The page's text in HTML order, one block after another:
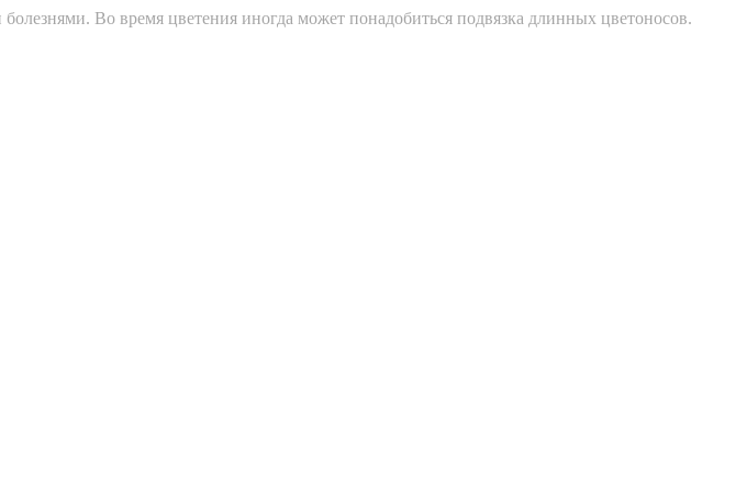
Во время цветения иногда может понадобиться подвязка длинных цветоносов.